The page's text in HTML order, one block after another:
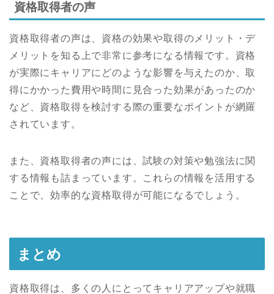
資格取得者の声
資格取得者の声は、資格の効果や取得のメリット・デ
メリットを知る上で非常に参考になる情報です。資格
が実際にキャリアにどのような影響を与えたのか、取
得にかかった費用や時間に見合った効果があったのか
など、資格取得を検討する際の重要なポイントが網羅
されています。
また、資格取得者の声には、試験の対策や勉強法に関
する情報も詰まっています。これらの情報を活用する
ことで、効率的な資格取得が可能になるでしょう。
まとめ
資格取得は、多くの人にとってキャリアアップや就職